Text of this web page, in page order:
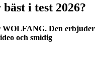
i test 2026?
WOLFANG. Den erbjuder
och smidig